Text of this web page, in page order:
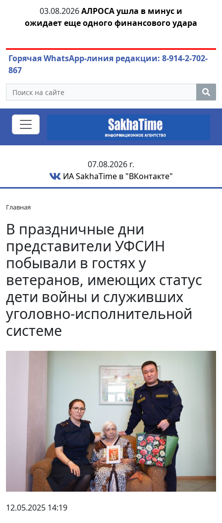
03.08.2026АЛРОСА ушла в минус и
ожидает еще одного финансового удара
Горячая WhatsApp-линия редакции: 8-914-2-702-
867
07.08.2026 г.
ИА SakhaTime в "ВКонтакте"
Главная
В праздничные дни
представители УФСИН
побывали в гостях у
ветеранов, имеющих статус
дети войны и служивших
уголовно-исполнительной
системе
12.05.2025 14:19